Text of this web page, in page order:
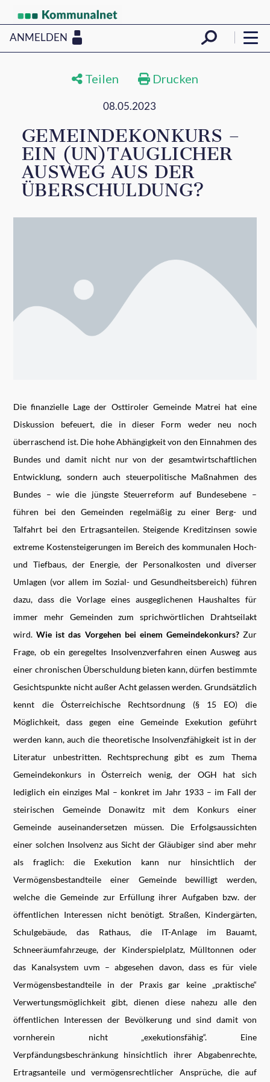
ANMELDEN
Teilen Drucken
08.05.2023
GEMEINDEKONKURS –
EIN (UN)TAUGLICHER
AUSWEG AUS DER
ÜBERSCHULDUNG?
Die finanzielle Lage der Osttiroler Gemeinde Matrei hat eine
Diskussion befeuert, die in dieser Form weder neu noch
überraschend ist. Die hohe Abhängigkeit von den Einnahmen des
Bundes und damit nicht nur von der gesamtwirtschaftlichen
Entwicklung, sondern auch steuerpolitische Maßnahmen des
Bundes – wie die jüngste Steuerreform auf Bundesebene –
führen bei den Gemeinden regelmäßig zu einer Berg- und
Talfahrt bei den Ertragsanteilen. Steigende Kreditzinsen sowie
extreme Kostensteigerungen im Bereich des kommunalen Hoch-
und Tiefbaus, der Energie, der Personalkosten und diverser
Umlagen (vor allem im Sozial- und Gesundheitsbereich) führen
dazu, dass die Vorlage eines ausgeglichenen Haushaltes für
immer mehr Gemeinden zum sprichwörtlichen Drahtseilakt
wird.Wie ist das Vorgehen bei einem Gemeindekonkurs?Zur
Frage, ob ein geregeltes Insolvenzverfahren einen Ausweg aus
einer chronischen Überschuldung bieten kann, dürfen bestimmte
Gesichtspunkte nicht außer Acht gelassen werden. Grundsätzlich
kennt die Österreichische Rechtsordnung (§ 15 EO) die
Möglichkeit, dass gegen eine Gemeinde Exekution geführt
werden kann, auch die theoretische Insolvenzfähigkeit ist in der
Literatur unbestritten. Rechtsprechung gibt es zum Thema
Gemeindekonkurs in Österreich wenig, der OGH hat sich
lediglich ein einziges Mal – konkret im Jahr 1933 – im Fall der
steirischen Gemeinde Donawitz mit dem Konkurs einer
Gemeinde auseinandersetzen müssen. Die Erfolgsaussichten
einer solchen Insolvenz aus Sicht der Gläubiger sind aber mehr
als fraglich: die Exekution kann nur hinsichtlich der
Vermögensbestandteile einer Gemeinde bewilligt werden,
welche die Gemeinde zur Erfüllung ihrer Aufgaben bzw. der
öffentlichen Interessen nicht benötigt. Straßen, Kindergärten,
Schulgebäude, das Rathaus, die IT-Anlage im Bauamt,
Schneeräumfahrzeuge, der Kinderspielplatz, Mülltonnen oder
das Kanalsystem uvm – abgesehen davon, dass es für viele
Vermögensbestandteile in der Praxis gar keine „praktische“
Verwertungsmöglichkeit gibt, dienen diese nahezu alle den
öffentlichen Interessen der Bevölkerung und sind damit von
vornherein nicht „exekutionsfähig“. Eine
Verpfändungsbeschränkung hinsichtlich ihrer Abgabenrechte,
Ertragsanteile und vermögensrechtlicher Ansprüche, die auf